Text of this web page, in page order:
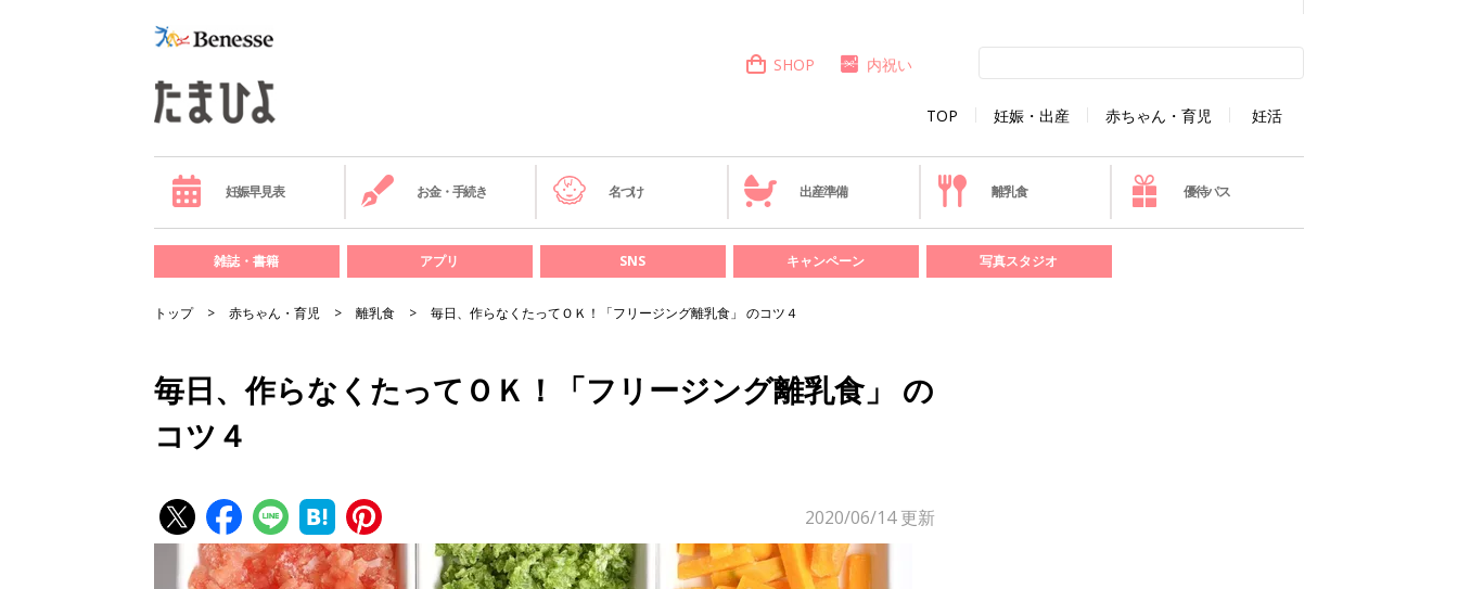
TOP 妊娠・出産 赤ちゃん・育児 妊活
SHOP 内祝い
妊娠早見表 お金・手続き 名づけ 出産準備 離乳食 優待パス
雑誌・書籍 アプリ SNS キャンペーン 写真スタジオ
トップ 赤ちゃん・育児 離乳食 毎日、作らなくたってＯＫ！「フリージング離乳食」 のコツ４
毎日、作らなくたってＯＫ！「フリージング離乳食」 の
コツ４
2020/06/14更新